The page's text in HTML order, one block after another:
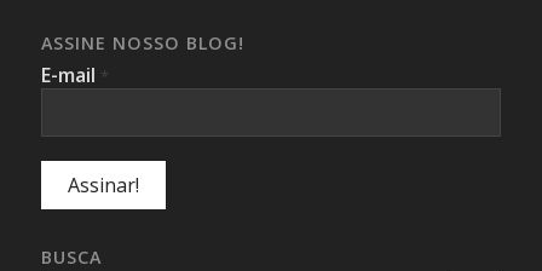
ASSINE NOSSO BLOG!
E-mail *
BUSCA